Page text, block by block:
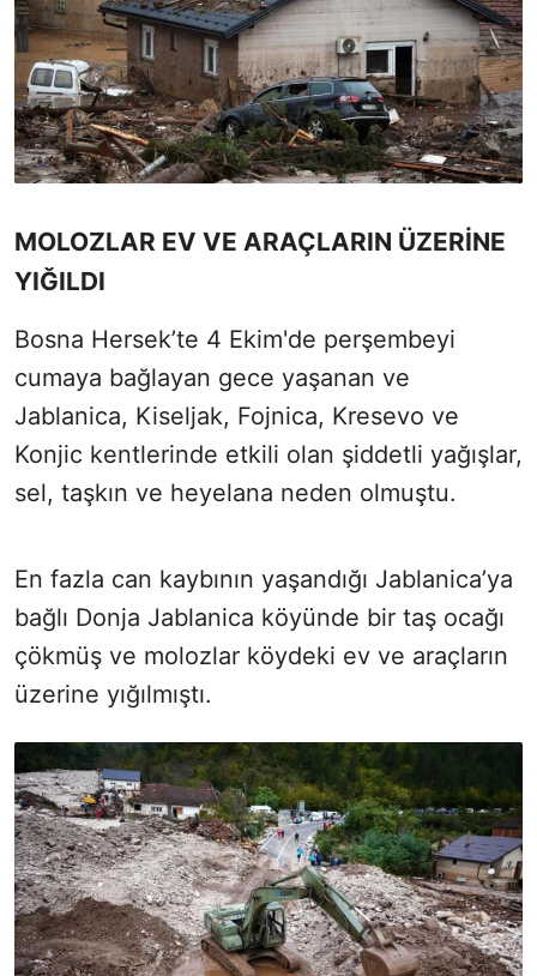
MOLOZLAR EV VE ARAÇLARIN ÜZERİNE
YIĞILDI
Bosna Hersek’te 4 Ekim'de perşembeyi
cumaya bağlayan gece yaşanan ve
Jablanica, Kiseljak, Fojnica, Kresevo ve
Konjic kentlerinde etkili olan şiddetli yağışlar,
sel, taşkın ve heyelana neden olmuştu.
En fazla can kaybının yaşandığı Jablanica’ya
bağlı Donja Jablanica köyünde bir taş ocağı
çökmüş ve molozlar köydeki ev ve araçların
üzerine yığılmıştı.